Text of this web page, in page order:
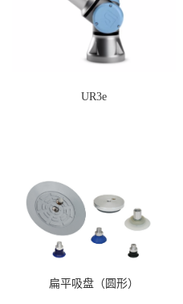
UR3e
扁平吸盘（圆形）